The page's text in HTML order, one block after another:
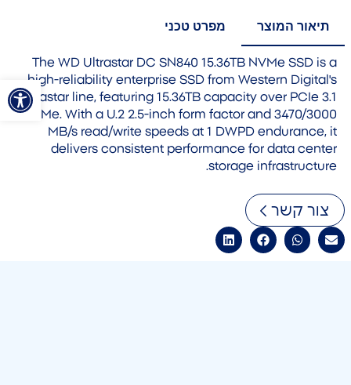
פתח
תיאור המוצר מפרט טכני
The WD Ultrastar DC SN840 15.36TB NVMe SSD is a
high-reliability enterprise SSD from Western Digital's
Ultrastar line, featuring 15.36TB capacity over PCIe 3.1
NVMe. With a U.2 2.5-inch form factor and 3470/3000
MB/s read/write speeds at 1 DWPD endurance, it
delivers consistent performance for data center
storage infrastructure.
צור קשר